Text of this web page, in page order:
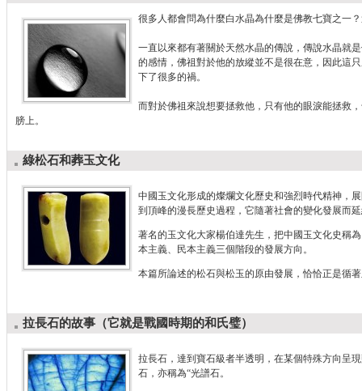
很多人都會問為什麼白水晶為什麼是佛教七寶之一
一直以來都有著關於天然水晶的傳說，傳說水晶就
的感情，佛祖對於他的放縱並不是很在意，因此這
下了很多的禍。
而對於佛祖來說想要拯救他，只有他的眼淚能拯救
膀上。
綠松石和葬玉文化
中國玉文化形成的燦爛文化歷史和強烈時代精神，
到頂峰的漫長歷史過程，它隨著社會的變化發展而
著名的玉文化大家楊伯達先生，把中國玉文化史稱
本主義、民本主義三個階段的發展方向。
本篇所論述的松石與松玉的原由發展，恰恰正是循
拉長石的故事（它就是戰國時期的和氏璧）
拉長石，達到寶石級者半透明，在某個特殊方向呈
石，亦稱為“光譜石。